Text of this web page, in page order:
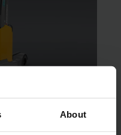
About
occasion 1,6 -